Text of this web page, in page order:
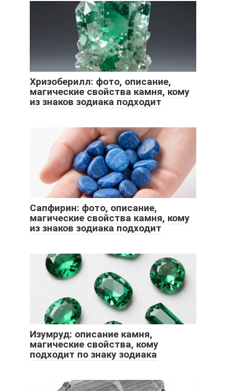
Хризоберилл: фото, описание,
магические свойства камня, кому
из знаков зодиака подходит
Сапфирин: фото, описание,
магические свойства камня, кому
из знаков зодиака подходит
Изумруд: описание камня,
магические свойства, кому
подходит по знаку зодиака